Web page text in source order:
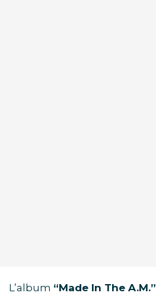
L’album “Made In The A.M.”